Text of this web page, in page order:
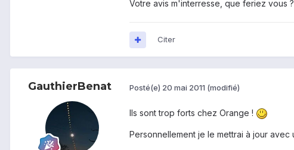
Votre avis m'interresse, que feriez vous ?
Citer
GauthierBenat Posté(e) 20 mai 2011 (modifié)
Ils sont trop forts chez Orange !
Personnellement je le mettrai à jour avec